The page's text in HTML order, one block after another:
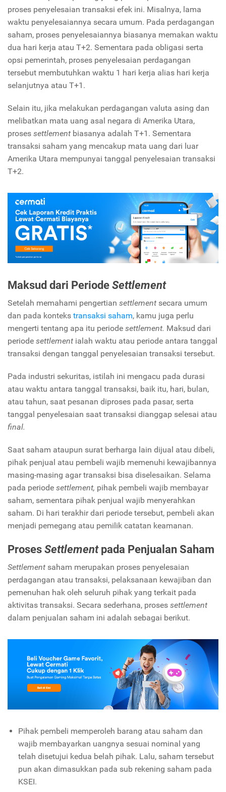
proses penyelesaian transaksi efek ini. Misalnya, lama
waktu penyelesaiannya secara umum. Pada perdagangan
saham, proses penyelesaiannya biasanya memakan waktu
dua hari kerja atau T+2. Sementara pada obligasi serta
opsi pemerintah, proses penyelesaian perdagangan
tersebut membutuhkan waktu 1 hari kerja alias hari kerja
selanjutnya atau T+1.
Selain itu, jika melakukan perdagangan valuta asing dan
melibatkan mata uang asal negara di Amerika Utara,
proses settlement biasanya adalah T+1. Sementara
transaksi saham yang mencakup mata uang dari luar
Amerika Utara mempunyai tanggal penyelesaian transaksi
T+2.
Maksud dari PeriodeSettlement
Setelah memahami pengertian settlement secara umum
dan pada konteks transaksi saham, kamu juga perlu
mengerti tentang apa itu periode settlement. Maksud dari
periode settlement ialah waktu atau periode antara tanggal
transaksi dengan tanggal penyelesaian transaksi tersebut.
Pada industri sekuritas, istilah ini mengacu pada durasi
atau waktu antara tanggal transaksi, baik itu, hari, bulan,
atau tahun, saat pesanan diproses pada pasar, serta
tanggal penyelesaian saat transaksi dianggap selesai atau
final.
Saat saham ataupun surat berharga lain dijual atau dibeli,
pihak penjual atau pembeli wajib memenuhi kewajibannya
masing-masing agar transaksi bisa diselesaikan. Selama
pada periode settlement, pihak pembeli wajib membayar
saham, sementara pihak penjual wajib menyerahkan
saham. Di hari terakhir dari periode tersebut, pembeli akan
menjadi pemegang atau pemilik catatan keamanan.
ProsesSettlementpada Penjualan Saham
Settlement saham merupakan proses penyelesaian
perdagangan atau transaksi, pelaksanaan kewajiban dan
pemenuhan hak oleh seluruh pihak yang terkait pada
aktivitas transaksi. Secara sederhana, proses settlement
dalam penjualan saham ini adalah sebagai berikut.
Pihak pembeli memperoleh barang atau saham dan
wajib membayarkan uangnya sesuai nominal yang
telah disetujui kedua belah pihak. Lalu, saham tersebut
pun akan dimasukkan pada sub rekening saham pada
KSEI.